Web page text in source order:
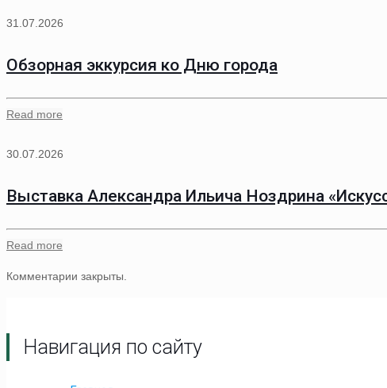
31.07.2026
Обзорная эккурсия ко Дню города
Read more
30.07.2026
Выставка Александра Ильича Ноздрина
Read more
Комментарии закрыты.
Навигация по сайту